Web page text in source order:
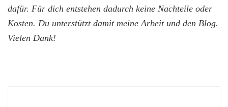
dafür. Für dich entstehen dadurch keine Nachteile oder
Kosten. Du unterstützt damit meine Arbeit und den Blog.
Vielen Dank!